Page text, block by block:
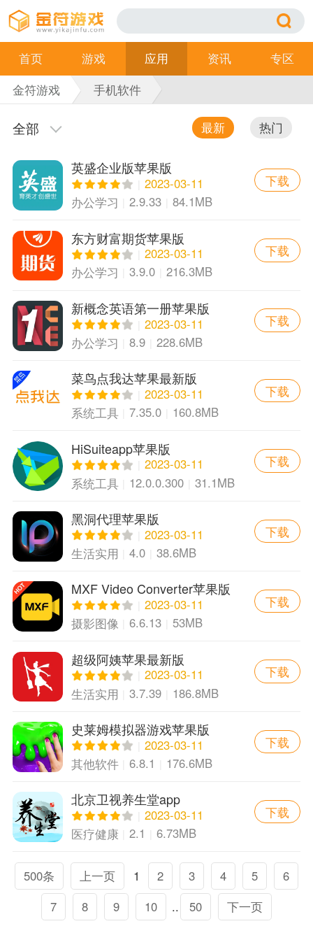
首页 游戏 应用 资讯
专区
金符游戏
手机软件
全部 最新 热门
英盛企业版苹果版
2023-03-11
办公学习
2.9.33 84.1MB
下载
东方财富期货苹果版
2023-03-11
办公学习
3.9.0 216.3MB
下载
新概念英语第一册苹果版
2023-03-11
办公学习
8.9 228.6MB
下载
菜鸟点我达苹果最新版
2023-03-11
系统工具
7.35.0 160.8MB
下载
HiSuiteapp苹果版
2023-03-11
系统工具
12.0.0.300 31.1MB
下载
黑洞代理苹果版
2023-03-11
生活实用
4.0 38.6MB
下载
MXF Video Converter苹果版
2023-03-11
摄影图像
6.6.13 53MB
下载
超级阿姨苹果最新版
2023-03-11
生活实用
3.7.39 186.8MB
下载
史莱姆模拟器游戏苹果版
2023-03-11
其他软件
6.8.1 176.6MB
下载
北京卫视养生堂app
2023-03-11
医疗健康
2.1 6.73MB
下载
500条 上一页 1 2 3 4 5
6
7
8 9 10 .. 50 下一页